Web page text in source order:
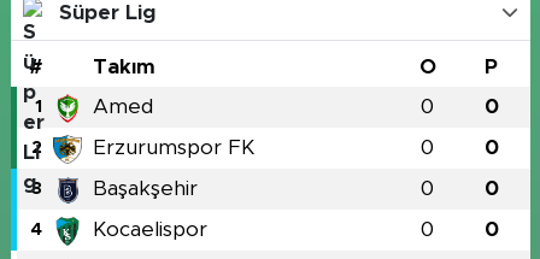
Süper Lig
# Takım O P
1 Amed 0 0
2 Erzurumspor FK 0 0
3 Başakşehir 0 0
4 Kocaelispor 0 0